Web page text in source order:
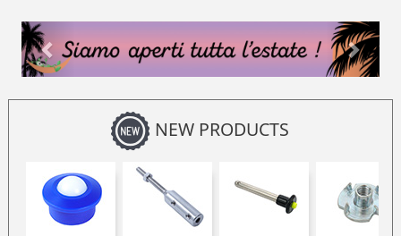
Previous Next
NEW PRODUCTS